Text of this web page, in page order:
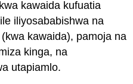
kawaida kufuatia
iliyosababishwa na
kawaida), pamoja na
kinga, na
utapiamlo.